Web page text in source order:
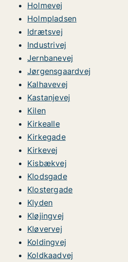
Holmevej
Holmpladsen
Idrætsvej
Industrivej
Jernbanevej
Jørgensgaardvej
Kalhavevej
Kastanjevej
Kilen
Kirkealle
Kirkegade
Kirkevej
Kisbækvej
Klodsgade
Klostergade
Klyden
Kløjingvej
Kløvervej
Koldingvej
Koldkaadvej